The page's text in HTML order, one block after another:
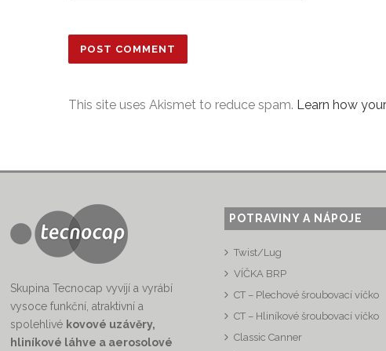
This site uses Akismet to reduce spam. Learn how
Skupina Tecnocap vyvíjí a vyrábí
vysoce funkční, atraktivní a
spolehlivé kovové uzávěry,
hliníkové láhve a aerosolové
POTRAVINY A NÁPOJE
Twist/Lug
VÍČKA BRP
CT – Plechové šroubovací víčko
CT – Hliníkové šroubovací víčko
Classic Canner